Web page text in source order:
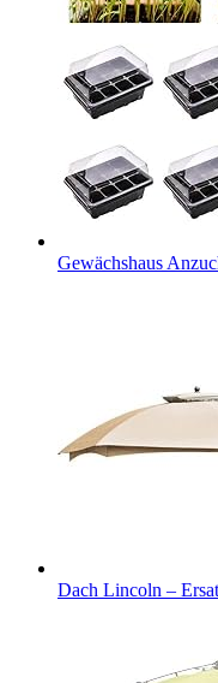
Gewächshaus
Dach Lincoln –